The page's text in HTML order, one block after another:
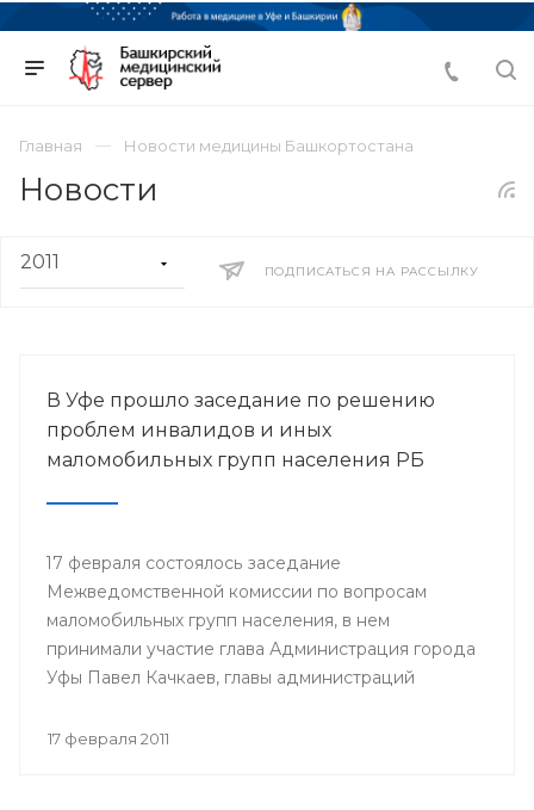
Главная Новости медицины Башкортостана
Новости
ПОДПИСАТЬСЯ НА РАССЫЛКУ
В Уфе прошло заседание по решению
проблем инвалидов и иных
маломобильных групп населения РБ
17 февраля состоялось заседание
Межведомственной комиссии по вопросам
маломобильных групп населения, в нем
принимали участие глава Администрация города
Уфы Павел Качкаев, главы администраций
организаций инвалидов.
17 февраля 2011